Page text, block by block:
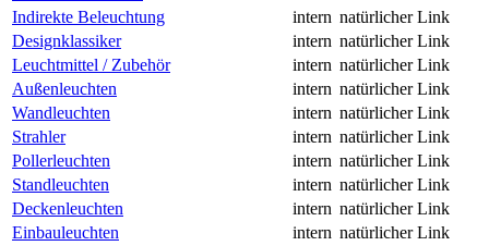
Indirekte Beleuchtung
intern natürlicher Link
Designklassiker
intern natürlicher Link
Leuchtmittel / Zubehör
intern natürlicher Link
Außenleuchten
intern natürlicher Link
Wandleuchten
intern natürlicher Link
Strahler
intern natürlicher Link
Pollerleuchten
intern natürlicher Link
Standleuchten
intern natürlicher Link
Deckenleuchten
intern natürlicher Link
Einbauleuchten
intern natürlicher Link